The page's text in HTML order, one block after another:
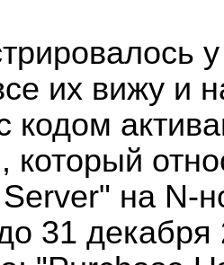
их вижу и
кодом
который
на N-
31